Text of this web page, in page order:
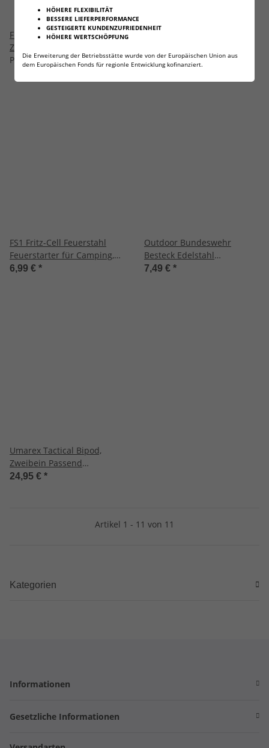
HÖHERE FLEXIBILITÄT
BESSERE LIEFERPERFORMANCE
GESTEIGERTE KUNDENZUFRIEDENHEIT
HÖHERE WERTSCHÖPFUNG
Die Erweiterung der Betriebsstätte wurde von der Europäischen Union aus
dem Europäischen Fonds für regionle Entwicklung kofinanziert.
Fritz Cell Klappmesser
Zweihandmesser Survival
Taschenmesser Outdoor
Glasbrecher und
Preis auf Anfrage
Survival, Outdoor
Holzgriff FS 2
6,99 €*
FS1 Fritz-Cell Feuerstahl
Feuerstarter für Camping,
Survival, Outdoor
6,99 € *
Outdoor Bundeswehr
Besteck Edelstahl
Campingbesteck Essbesteck
7,49 € *
Umarex Tactical Bipod,
Zweibein Passend
Ergonomisch, Frontgriff,
24,95 € *
Artikel 1 - 11 von 11
Kategorien
Informationen
Gesetzliche Informationen